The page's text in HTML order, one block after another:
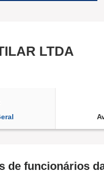
LTDA
de funcionários